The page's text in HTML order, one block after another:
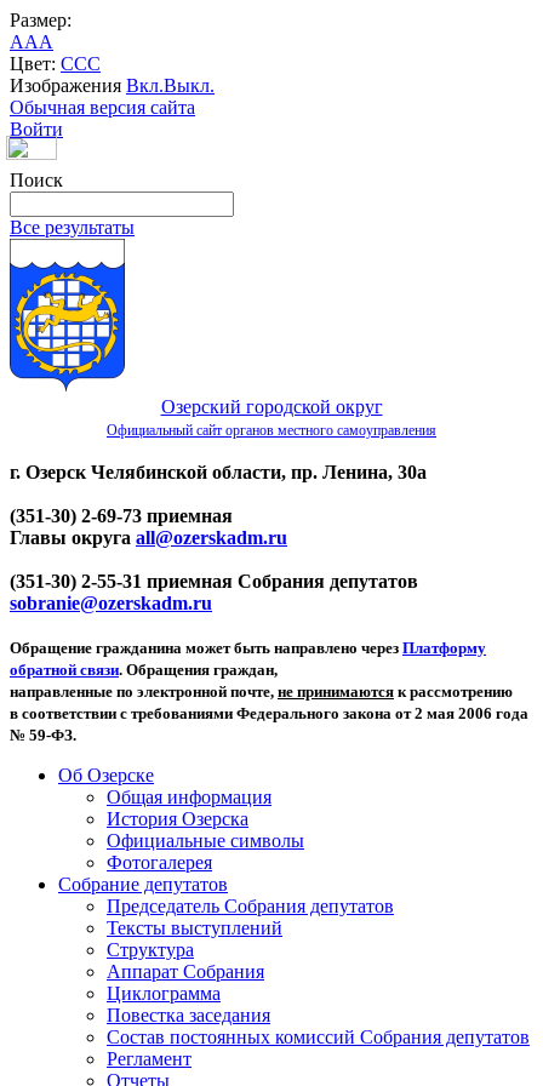
Размер:
AAA
Цвет: CCC
Изображения Вкл.Выкл.
Обычная версия сайта
Войти
Поиск
Все результаты
Озерский городской округ
Официальный сайт органов местного самоуправления
г. Озерск Челябинской области, пр. Ленина, 30а
(351-30) 2-69-73 приемная
Главы округа all@ozerskadm.ru
(351-30) 2-55-31 приемная Собрания депутатов
sobranie@ozerskadm.ru
Обращение гражданина может быть направлено через Платформу
обратной связи. Обращения граждан,
направленные по электронной почте, не принимаются к рассмотрению
в соответствии с требованиями Федерального закона от 2 мая 2006 года
№ 59-ФЗ.
Об Озерске
Общая информация
История Озерска
Официальные символы
Фотогалерея
Собрание депутатов
Председатель Собрания депутатов
Тексты выступлений
Структура
Аппарат Собрания
Циклограмма
Повестка заседания
Состав постоянных комиссий Собрания депутатов
Регламент
Отчеты